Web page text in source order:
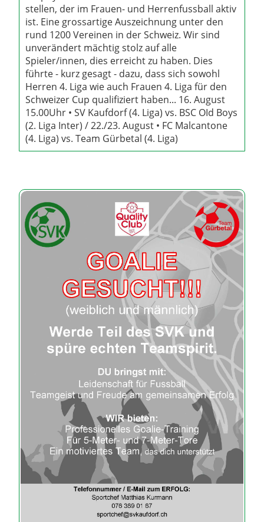
stellen, der im Frauen- und Herrenfussball aktiv
ist. Eine grossartige Auszeichnung unter den
rund 1200 Vereinen in der Schweiz. Wir sind
unverändert mächtig stolz auf alle
Spieler/innen, dies erreicht zu haben. Dies
führte - kurz gesagt - dazu, dass sich sowohl
Herren 4. Liga wie auch Frauen 4. Liga für den
Schweizer Cup qualifiziert haben... 16. August
15.00Uhr • SV Kaufdorf (4. Liga) vs. BSC OId Boys
(2. Liga Inter) / 22./23. August • FC Malcantone
(4. Liga) vs. Team Gürbetal (4. Liga)